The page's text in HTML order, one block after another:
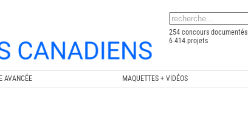
254 concours documentés
6 414 projets
AVANCÉE MAQUETTES + VIDÉOS